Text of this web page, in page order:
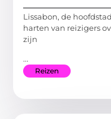
Lissabon, de
harten van reizigers
zijn
...
Reizen